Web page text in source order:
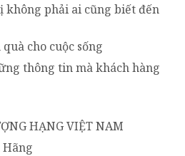
không phải ai cũng biết đến
cho cuộc sống
thông tin mà khách hàng
HẠNG VIỆT NAM
Hãng